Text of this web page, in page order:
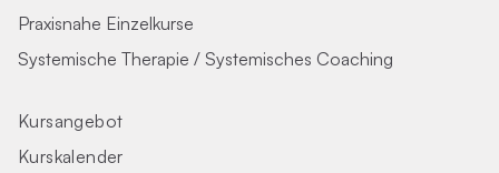
Praxisnahe Einzelkurse
Systemische Therapie / Systemisches Coaching
Kursangebot
Kurskalender